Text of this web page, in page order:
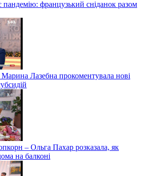
французький сніданок разом
Марина Лазебна прокоментувала нові
– Ольга Пахар розказала, як
на балконі